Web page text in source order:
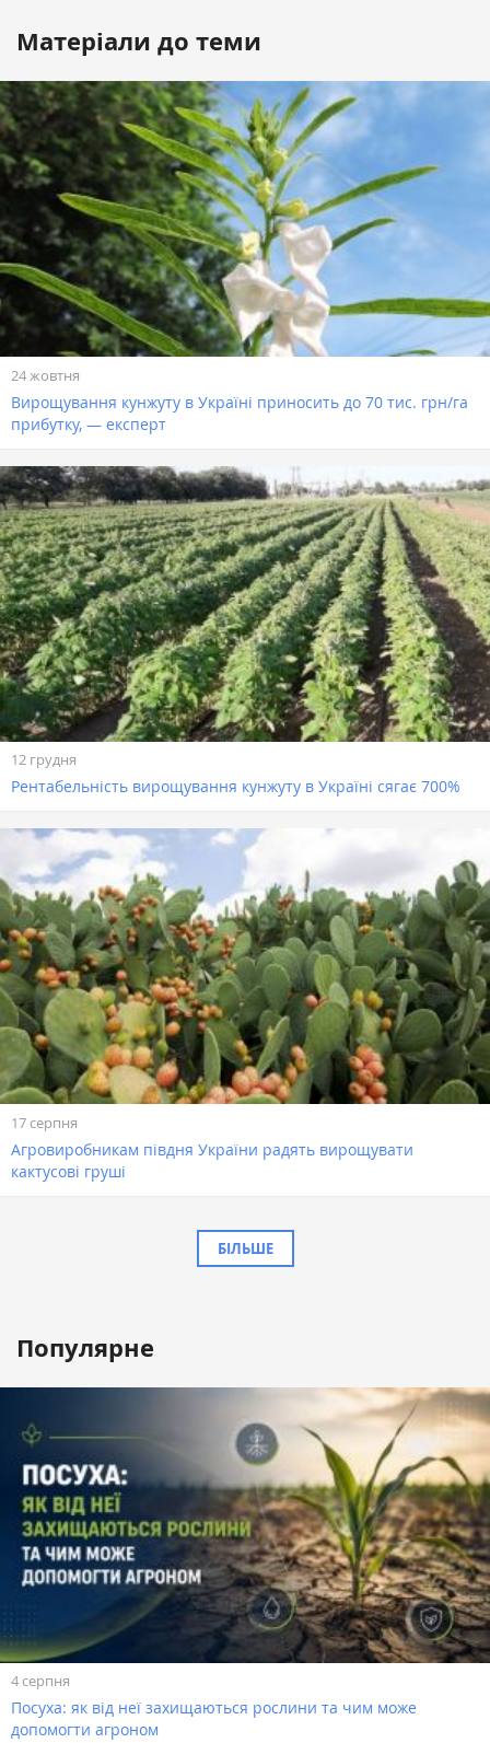
Матеріали до теми
24 жовтня
Вирощування кунжуту в Україні приносить до 70 тис. грн/га
прибутку, — експерт
12 грудня
Рентабельність вирощування кунжуту в Україні сягає 700%
17 серпня
Агровиробникам півдня України радять вирощувати
кактусові груші
БІЛЬШЕ
Популярне
4 серпня
Посуха: як від неї захищаються рослини та чим може
допомогти агроном